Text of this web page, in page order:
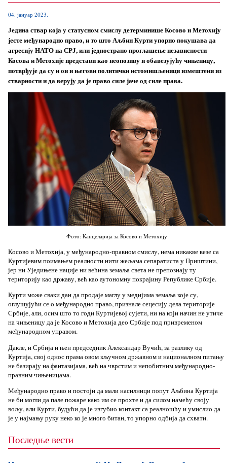
04. јануар 2023.
Једина ствар која у статусном смислу детерминише Косово и Метохију
јесте међународно право, и то што Аљбин Курти упорно покушава да
агресију НАТО на СРЈ, или једнострано проглашење независности
Косова и Метохије представи као неопозиву и обавезујућу чињеницу,
потврђује да су и он и његови политички истомишљеници измештени из
стварности и да верују да је право силе јаче од силе права.
Фото: Канцеларија за Косово и Метохију
Косово и Метохија, у међународно-правном смислу, нема никакве везе са
Куртијевим поимањем реалности нити жељама сепаратиста у Приштини,
јер ни Уједињене нације ни већина земаља света не препознају ту
територију као државу, већ као аутономну покрајину Републике Србије.
Курти може сваки дан да продаје маглу у медијима земаља које су,
оглушујући се о међународно право, признале сецесију дела територије
Србије, али, осим што то годи Куртијевој сујети, ни на који начин не утиче
на чињеницу да је Косово и Метохија део Србије под привременом
међународном управом.
Дакле, и Србија и њен председник Александар Вучић, за разлику од
Куртија, свој однос прама овом кључном државном и националном питању
не базирају на фантазијама, већ на чврстим и непобитним међународно-
правним чињеницама.
Међународно право и постоји да мали насилници попут Аљбина Куртија
не би могли да пале пожаре како им се прохте и да силом намећу своју
вољу, али Курти, будући да је изгубио контакт са реалношћу и умислио да
је у најмању руку неко ко је много битан, то упорно одбија да схвати.
Последње вести